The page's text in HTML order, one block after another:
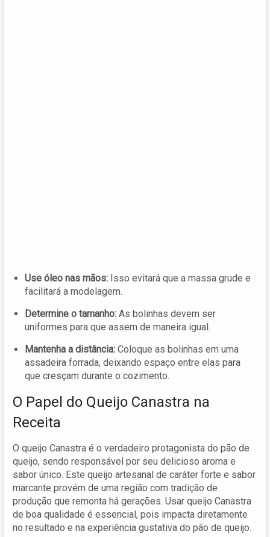
Use óleo nas mãos: Isso evitará que a massa grude e
facilitará a modelagem.
Determine o tamanho: As bolinhas devem ser
uniformes para que assem de maneira igual.
Mantenha a distância: Coloque as bolinhas em uma
assadeira forrada, deixando espaço entre elas para
que cresçam durante o cozimento.
O Papel do Queijo Canastra na
Receita
O queijo Canastra é o verdadeiro protagonista do pão de
queijo, sendo responsável por seu delicioso aroma e
sabor único. Este queijo artesanal de caráter forte e sabor
marcante provém de uma região com tradição de
produção que remonta há gerações. Usar queijo Canastra
de boa qualidade é essencial, pois impacta diretamente
no resultado e na experiência gustativa do pão de queijo.